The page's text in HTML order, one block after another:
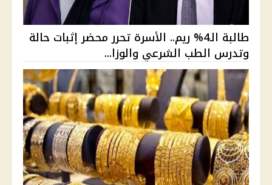
طالبة الـ4% ريم.. الأسرة تحرر محضر إثبات حالة
وتدرس الطب الشرعي والوزا...